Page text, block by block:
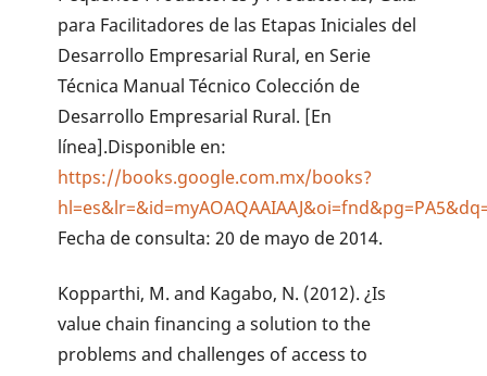
para Facilitadores de las Etapas Iniciales del
Desarrollo Empresarial Rural, en Serie
Técnica Manual Técnico Colección de
Desarrollo Empresarial Rural. [En
línea].Disponible en:
https://books.google.com.mx/books?
Fecha de consulta: 20 de mayo de 2014.
Kopparthi, M. and Kagabo, N. (2012). ¿Is
value chain financing a solution to the
problems and challenges of access to